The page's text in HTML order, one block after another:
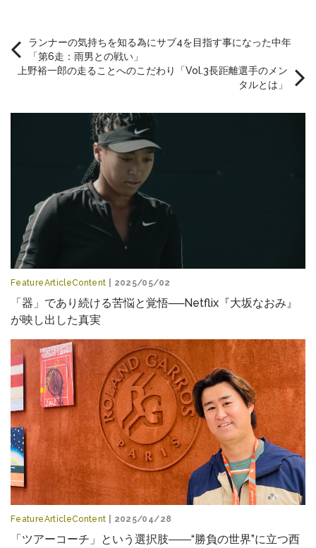
ランナーの気持ちを知る為にサブ4を目指す事になった中年
「第6走：雨男との戦い」
上野裕一郎の走ることへのこだわり「Vol.3長距離選手のメン
タルとは」
FeatureArticleContent | 2025/05/02
「器」であり続ける苦悩と覚悟──Netflix『大坂なおみ』
が映し出した真実
FeatureArticleContent | 2025/04/28
「ツアーコーチ」という選択肢――“勝負の世界”に立つ西